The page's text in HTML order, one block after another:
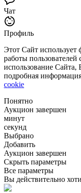
Чат
Профиль
Этот Сайт использует
работы
использование Сайта,
подробная
cookie
Понятно
Аукцион завершен
минут
секунд
Выбрано
Добавить
Аукцион завершен
Скрыть параметры
Все параметры
Вы действительно